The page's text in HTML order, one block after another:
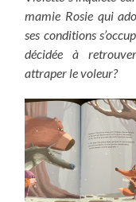
mamie Rosie qui
ses conditions
décidée à
attraper le voleur?